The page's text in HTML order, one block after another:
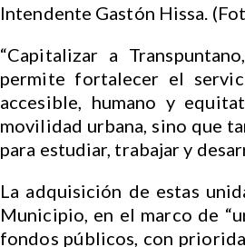
Intendente Gastón Hissa.
“Capitalizar a
permite fortalecer el
accesible, humano y
movilidad urbana, sino que
para estudiar, trabajar y
La adquisición de estas
Municipio, en el marco de
fondos públicos, con